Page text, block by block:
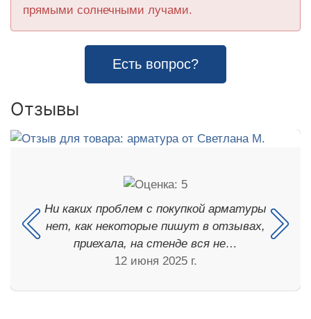
прямыми солнечными лучами.
Есть вопрос?
Отзывы
Ни каких проблем с покупкой арматуры
нет, как некоторые пишут в отзывах,
приехала, на стенде вся не…
12 июня 2025 г.